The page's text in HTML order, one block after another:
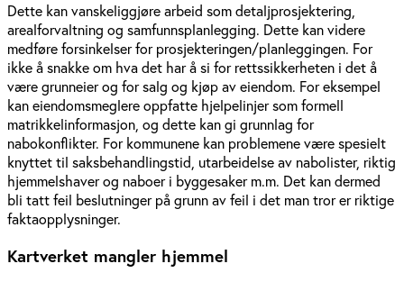
Dette kan vanskeliggjøre arbeid som detaljprosjektering,
arealforvaltning og samfunnsplanlegging. Dette kan videre
medføre forsinkelser for prosjekteringen/planleggingen. For
ikke å snakke om hva det har å si for rettssikkerheten i det å
være grunneier og for salg og kjøp av eiendom. For eksempel
kan eiendomsmeglere oppfatte hjelpelinjer som formell
matrikkelinformasjon, og dette kan gi grunnlag for
nabokonflikter. For kommunene kan problemene være spesielt
knyttet til saksbehandlingstid, utarbeidelse av nabolister, riktig
hjemmelshaver og naboer i byggesaker m.m. Det kan dermed
bli tatt feil beslutninger på grunn av feil i det man tror er riktige
faktaopplysninger.
Kartverket mangler hjemmel